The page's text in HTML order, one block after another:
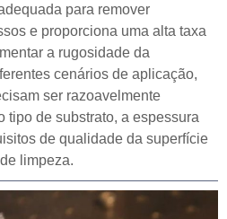
para remover
e proporciona uma alta taxa
a rugosidade da
cenários de aplicação,
ser razoavelmente
tipo de substrato, a espessura
de qualidade da superfície
limpeza.